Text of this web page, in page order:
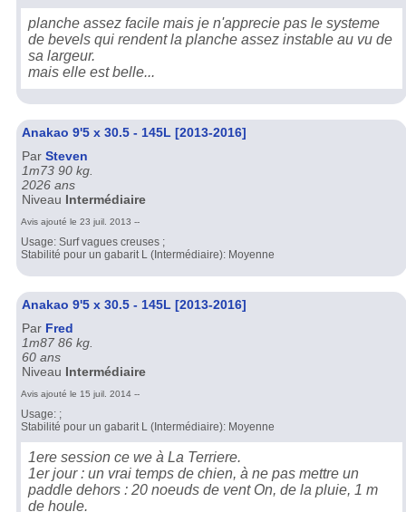
planche assez facile mais je n'apprecie pas le systeme
de bevels qui rendent la planche assez instable au vu de
sa largeur.
mais elle est belle...
Anakao 9'5 x 30.5 - 145L [2013-2016]
Par Steven
1m73 90 kg.
2026 ans
Niveau Intermédiaire
Avis ajouté le 23 juil. 2013 --
Usage: Surf vagues creuses ;
Stabilité pour un gabarit L (Intermédiaire): Moyenne
Anakao 9'5 x 30.5 - 145L [2013-2016]
Par Fred
1m87 86 kg.
60 ans
Niveau Intermédiaire
Avis ajouté le 15 juil. 2014 --
Usage: ;
Stabilité pour un gabarit L (Intermédiaire): Moyenne
1ere session ce we à La Terriere.
1er jour : un vrai temps de chien, à ne pas mettre un
paddle dehors : 20 noeuds de vent On, de la pluie, 1 m
de houle.